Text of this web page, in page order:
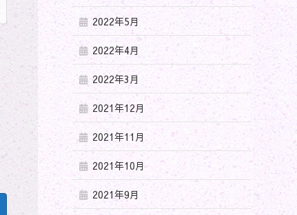
2022年5月
2022年4月
2022年3月
2021年12月
2021年11月
2021年10月
2021年9月